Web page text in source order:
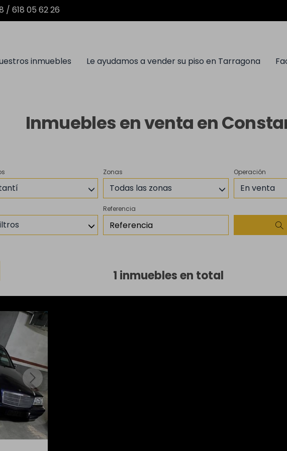
/ 618 05 62 26
inmuebles Le ayudamos a vender su piso en Tarragona
Inmuebles en venta en
Zonas
Todas las zonas
Operación
En venta
Referencia
1 inmuebles en total